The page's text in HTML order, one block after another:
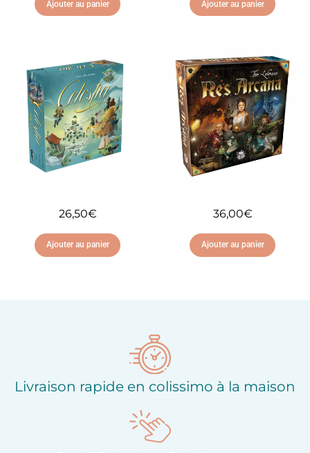
Ajouter au panier
Ajouter à ma liste
d'envies
Ajouter au panier
Ajouter à ma liste
d'envies
26,50€
Ajouter au panier
36,00€
Ajouter au panier
Livraison rapide en colissimo à la maison